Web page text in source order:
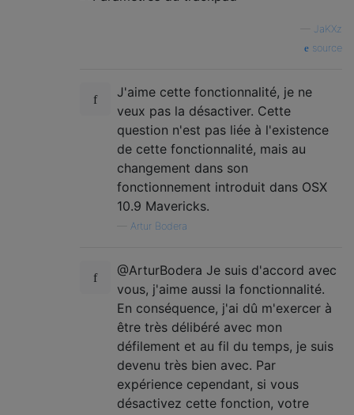
JaKXz
source
J'aime cette fonctionnalité, je ne
veux pas la désactiver. Cette
question n'est pas liée à l'existence
de cette fonctionnalité, mais au
changement dans son
fonctionnement introduit dans OSX
10.9 Mavericks.
Artur Bodera
@ArturBodera Je suis d'accord avec
vous, j'aime aussi la fonctionnalité.
En conséquence, j'ai dû m'exercer à
être très délibéré avec mon
défilement et au fil du temps, je suis
devenu très bien avec. Par
expérience cependant, si vous
désactivez cette fonction, votre